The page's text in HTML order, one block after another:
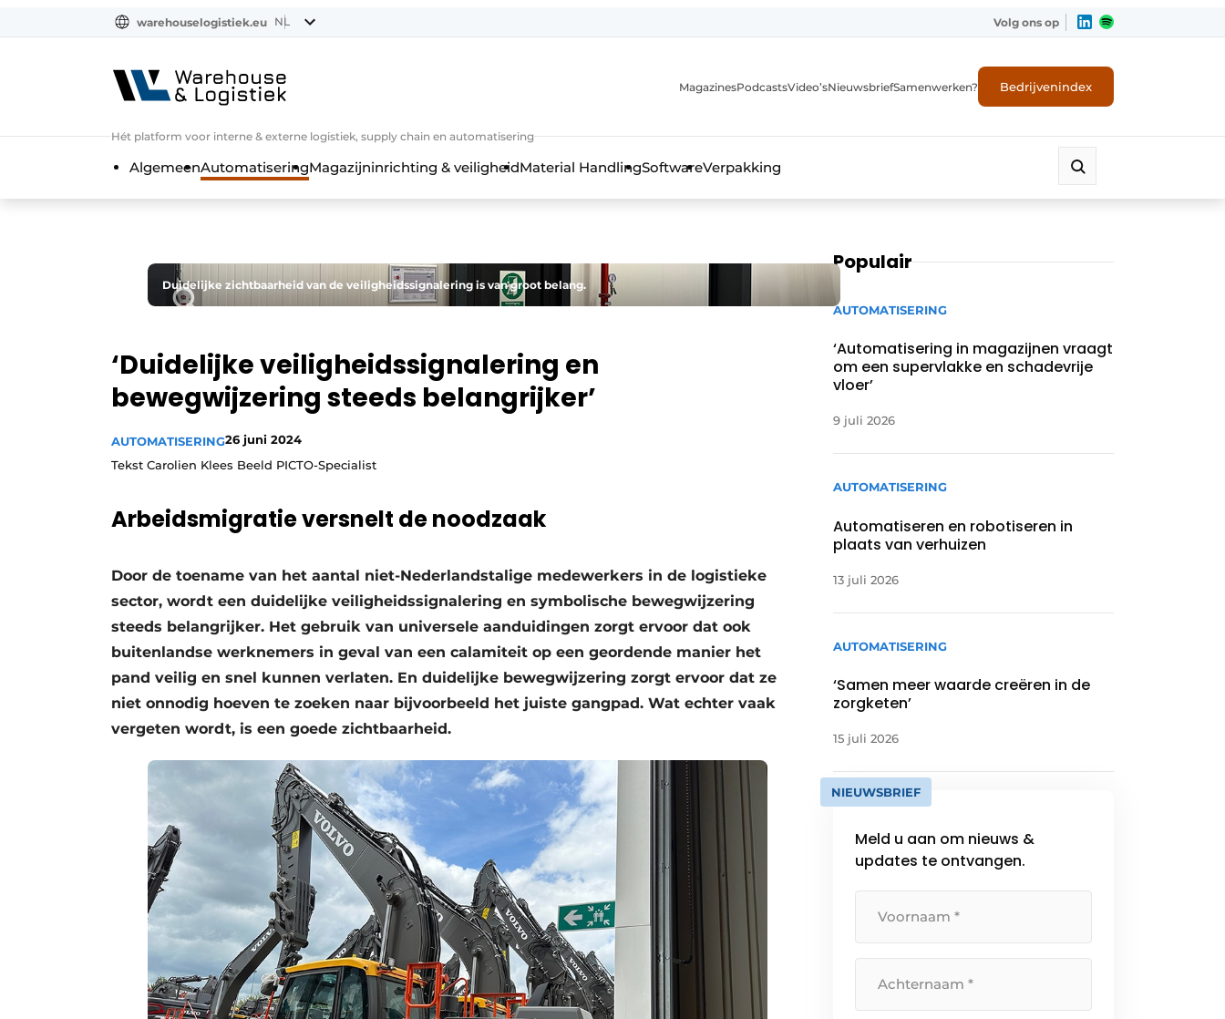
warehouselogistiek.eu NL Volg ons op
Hét platform voor interne & externe logistiek, supply chain en automatisering
MagazinesPodcastsVideo’sNieuwsbriefSamenwerken? Bedrijvenindex
AlgemeenAutomatiseringMagazijninrichting & veiligheidMaterial HandlingSoftwareVerpakking
Duidelijke zichtbaarheid van de veiligheidssignalering is van groot belang.
‘Duidelijke veiligheidssignalering en
bewegwijzering steeds belangrijker’
AUTOMATISERING26 juni 2024
Tekst Carolien Klees Beeld PICTO-Specialist
Arbeidsmigratie versnelt de noodzaak
Door de toename van het aantal niet-Nederlandstalige mede­werkers in de logistieke
sector, wordt een duidelijke veiligheids­signalering en symbolische bewegwijzering
steeds belangrijker. Het gebruik van universele aanduidingen zorgt ervoor dat ook
buitenlandse werknemers in geval van een calamiteit op een geordende manier het
pand veilig en snel kunnen verlaten. En duidelijke bewegwijzering zorgt ervoor dat ze
niet onnodig hoeven te zoeken naar bijvoorbeeld het juiste gangpad. Wat echter vaak
vergeten wordt, is een goede zichtbaarheid.
Populair
AUTOMATISERING
‘Automatisering in magazijnen vraagt
om een supervlakke en schadevrije
vloer’
9 juli 2026
AUTOMATISERING
Automatiseren en robotiseren in
plaats van verhuizen
13 juli 2026
AUTOMATISERING
‘Samen meer waarde creëren in de
zorgketen’
15 juli 2026
NIEUWSBRIEF
Meld u aan om nieuws &
updates te ontvangen.